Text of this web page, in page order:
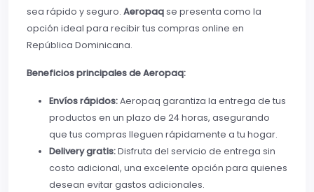
sea rápido y seguro. Aeropaqse presenta como la
opción ideal para recibir tus compras online en
República Dominicana.
Beneficios principales de Aeropaq:
Envíos rápidos:Aeropaq garantiza la entrega de tus
productos en un plazo de 24 horas, asegurando
que tus compras lleguen rápidamente a tu hogar.
Delivery gratis:Disfruta del servicio de entrega sin
costo adicional, una excelente opción para quienes
desean evitar gastos adicionales.